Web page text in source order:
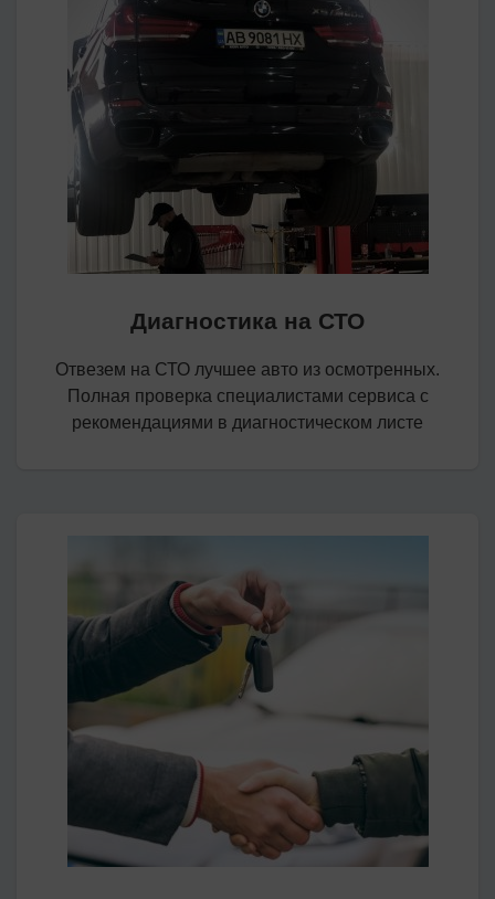
Диагностика на СТО
Отвезем на СТО лучшее авто из осмотренных.
Полная проверка специалистами сервиса с
рекомендациями в диагностическом листе